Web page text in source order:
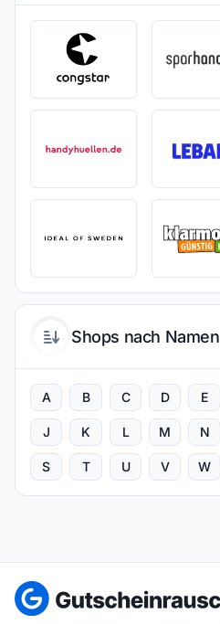
Shops nach Namen
A B C D E
J K L M N
S T U V W